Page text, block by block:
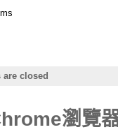
are closed
瀏覽